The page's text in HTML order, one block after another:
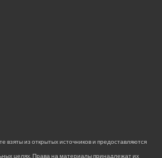
взяты из открытых источников и предоставляются
целях. Права на материалы принадлежат их